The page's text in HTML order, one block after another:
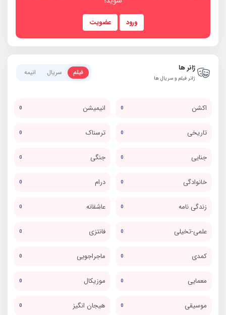
ورود عضویت
ژانر ها
ژانر فیلم و سریال ها
فیلم سریال انیمه
اکشن 0 انیمیشن 0
تاریخی 0 ترسناک 0
جنایی 0 جنگی 0
خانوادگی 0 درام 0
زندگی نامه 0 عاشقانه 0
علمی-تخیلی 0 فانتزی 0
کمدی 0 ماجراجویی 0
معمایی 0 موزیکال 0
موسیقی 0 هیجان انگیز 0